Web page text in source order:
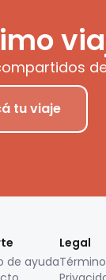
tu viaje
de ayuda
Legal